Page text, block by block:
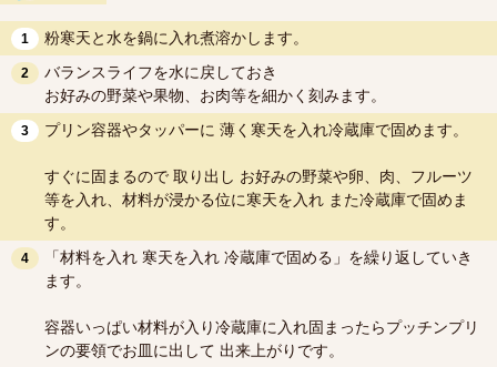
1 粉寒天と水を鍋に入れ煮溶かします。
2
バランスライフを水に戻しておき
お好みの野菜や果物、お肉等を細かく刻みます。
3 プリン容器やタッパーに 薄く寒天を入れ冷蔵庫で固めます。
すぐに固まるので 取り出し お好みの野菜や卵、肉、フルーツ
等を入れ、材料が浸かる位に寒天を入れ また冷蔵庫で固めま
す。
4
「材料を入れ 寒天を入れ 冷蔵庫で固める」を繰り返していき
ます。
容器いっぱい材料が入り冷蔵庫に入れ固まったらプッチンプリ
ンの要領でお皿に出して 出来上がりです。